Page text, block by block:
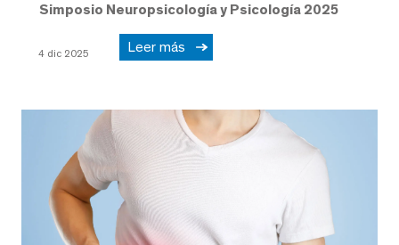
Simposio Neuropsicología y Psicología 2025
4 dic 2025 Leer más